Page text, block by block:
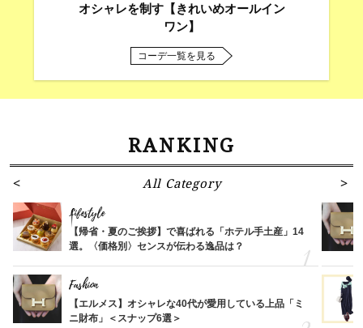
オシャレを制す【きれいめオールイン
ワン】
コーデ一覧を見る
RANKING
All Category
Lifestyle
【帰省・夏のご挨拶】で喜ばれる「ホテル手土産」14
選。〈価格別〉センスが伝わる逸品は？
Fashion
【エルメス】オシャレな40代が愛用している上品「ミ
ニ財布」＜スナップ6選＞